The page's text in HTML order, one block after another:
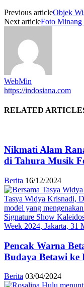
Previous articleObjek
Next articleFoto Minang
WebMin
https://indosiana.com
RELATED
Nikmati Alam
di Tahura Musik
Berita 16/12/2024
Pencak Warna
Budaya Betawi ke
Berita 03/04/2024